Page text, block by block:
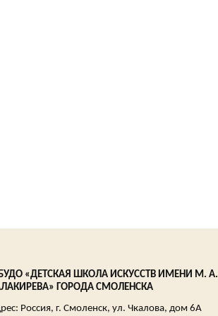
«ДЕТСКАЯ ШКОЛА ИСКУССТВ ИМЕНИ М. А.
ГОРОДА СМОЛЕНСКА
Россия, г. Смоленск, ул. Чкалова, дом 6А